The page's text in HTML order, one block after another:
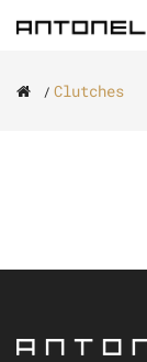
Clutches